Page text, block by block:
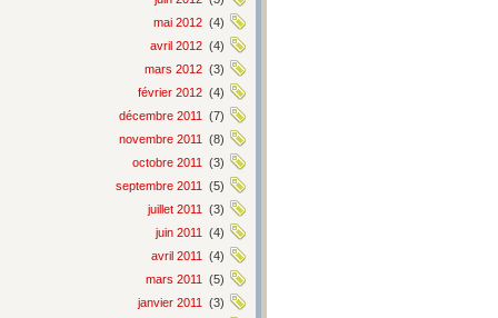
mai 2012 (4)
avril 2012 (4)
mars 2012 (3)
février 2012 (4)
décembre 2011
(7)
novembre 2011
(8)
octobre 2011
(3)
septembre 2011
(5)
juillet 2011
(3)
juin 2011
(4)
avril 2011
(4)
mars 2011
(5)
janvier 2011
(3)